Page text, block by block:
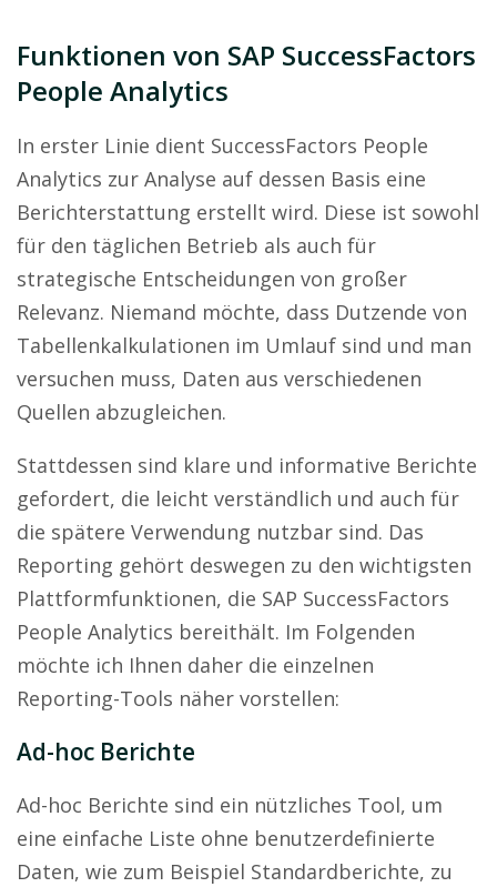
Funktionen von SAP SuccessFactors
People Analytics
In erster Linie dient SuccessFactors People
Analytics zur Analyse auf dessen Basis eine
Berichterstattung erstellt wird. Diese ist sowohl
für den täglichen Betrieb als auch für
strategische Entscheidungen von großer
Relevanz. Niemand möchte, dass Dutzende von
Tabellenkalkulationen im Umlauf sind und man
versuchen muss, Daten aus verschiedenen
Quellen abzugleichen.
Stattdessen sind klare und informative Berichte
gefordert, die leicht verständlich und auch für
die spätere Verwendung nutzbar sind. Das
Reporting gehört deswegen zu den wichtigsten
Plattformfunktionen, die SAP SuccessFactors
People Analytics bereithält. Im Folgenden
möchte ich Ihnen daher die einzelnen
Reporting-Tools näher vorstellen:
Ad-hoc Berichte
Ad-hoc Berichte sind ein nützliches Tool, um
eine einfache Liste ohne benutzerdefinierte
Daten, wie zum Beispiel Standardberichte, zu